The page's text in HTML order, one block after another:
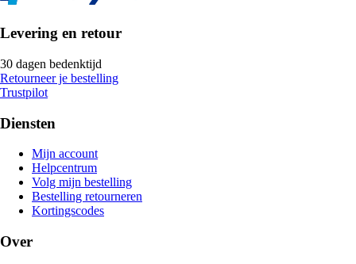
Levering en retour
30 dagen bedenktijd
Retourneer je bestelling
Trustpilot
Diensten
Mijn account
Helpcentrum
Volg mijn bestelling
Bestelling retourneren
Kortingscodes
Over